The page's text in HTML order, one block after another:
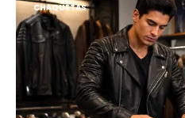
CHAQUETAS